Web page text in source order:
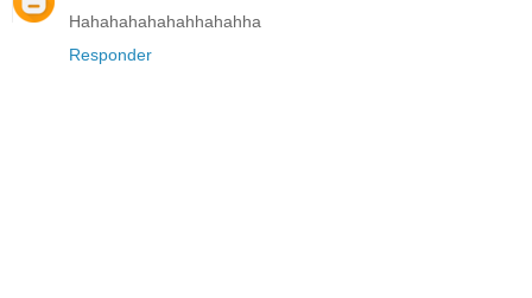
Hahahahahahahhahahha
Responder